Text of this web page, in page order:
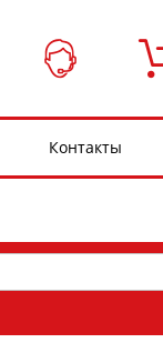
Контакты